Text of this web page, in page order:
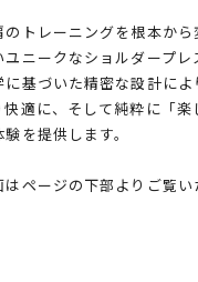
のトレーニングを根本か
ユニークなショルダープレ
に基づいた精密な設計に
快適に、そして純粋に「楽
を提供します。
はページの下部よりご覧い